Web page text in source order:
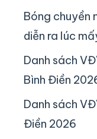
Bóng chuyền
diễn ra lúc
Danh sách
Bình Điền
Danh sách
Điền 2026